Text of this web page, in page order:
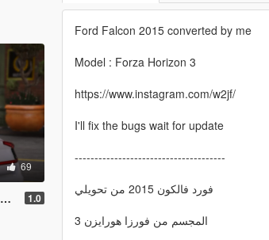
69
1.0
Ford Falcon 2015 converted by me
Model : Forza Horizon 3
https://www.instagram.com/w2jf/
I'll fix the bugs wait for update
--------------------------------------
فورد فالكون 2015 من تحويلي
المجسم من فورزا هورايزن 3